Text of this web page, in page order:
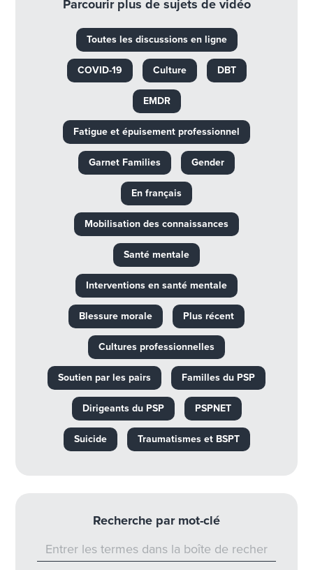
Parcourir plus de sujets de vidéo
Toutes les discussions en ligne
COVID-19 Culture DBT
EMDR
Fatigue et épuisement professionnel
Garnet Families Gender
En français
Mobilisation des connaissances
Santé mentale
Interventions en santé mentale
Blessure morale Plus récent
Cultures professionnelles
Soutien par les pairs Familles du PSP
Dirigeants du PSP PSPNET
Suicide Traumatismes et BSPT
Recherche par mot-clé